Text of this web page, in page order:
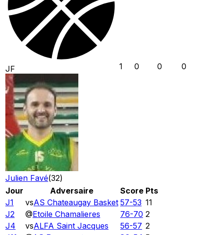
JF
Julien Favé(32)
1 0 0 0
Jour Adversaire Score Pts
J1
vsAS Chateaugay Basket 57-53 11
J2
@Etoile Chamalieres 76-70 2
J4
vsALFA Saint Jacques 56-57 2